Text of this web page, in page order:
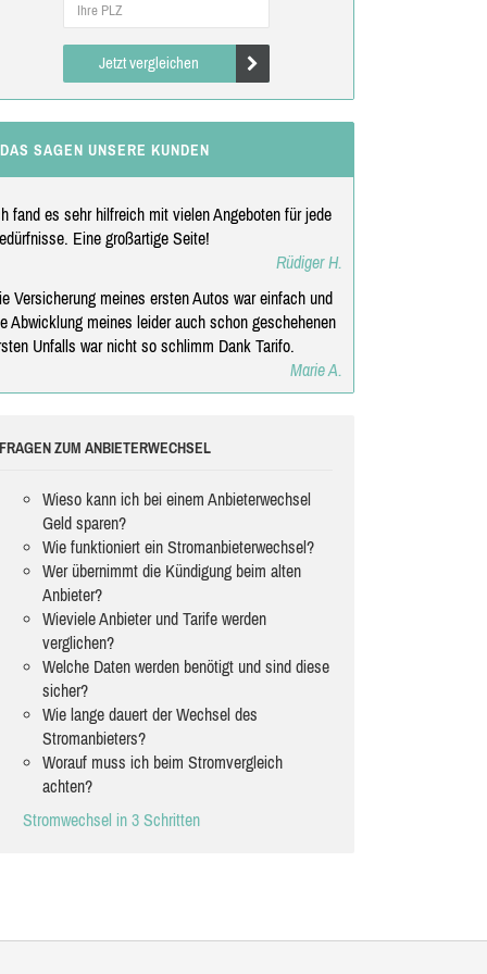
Jetzt vergleichen
DAS SAGEN UNSERE KUNDEN
fand es sehr hilfreich mit vielen Angeboten für jede
Eine großartige Seite!
Rüdiger H.
Versicherung meines ersten Autos war einfach und
Abwicklung meines leider auch schon geschehenen
Unfalls war nicht so schlimm Dank Tarifo.
Marie A.
FRAGEN ZUM ANBIETERWECHSEL
Wieso kann ich bei einem Anbieterwechsel
Geld sparen?
Wie funktioniert ein Stromanbieterwechsel?
Wer übernimmt die Kündigung beim alten
Anbieter?
Wieviele Anbieter und Tarife werden
verglichen?
Welche Daten werden benötigt und sind diese
sicher?
Wie lange dauert der Wechsel des
Stromanbieters?
Worauf muss ich beim Stromvergleich
achten?
Stromwechsel in 3 Schritten